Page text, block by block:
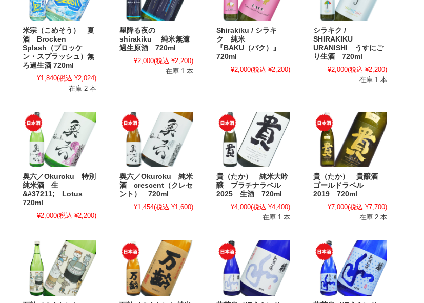
米宗（こめそう） 夏
酒 Brocken
Splash（ブロッケ
ン・スプラッシュ）無
ろ過生酒 720ml
¥1,840(税込 ¥2,024)
在庫 2 本
星降る夜の
shirakiku 純米無濾
過生原酒 720ml
¥2,000(税込 ¥2,200)
在庫 1 本
Shirakiku / シラキ
ク 純米
『BAKU（バク）』
720ml
¥2,000(税込 ¥2,200)
シラキク /
SHIRAKIKU
URANISHI うすにご
り生酒 720ml
¥2,000(税込 ¥2,200)
在庫 1 本
奥六／Okuroku 特別
純米酒 生
&#37211; Lotus
720ml
¥2,000(税込 ¥2,200)
奥六／Okuroku 純米
酒 crescent（クレセ
ント） 720ml
¥1,454(税込 ¥1,600)
貴（たか） 純米大吟
醸 プラチナラベル
2025 生酒 720ml
¥4,000(税込 ¥4,400)
在庫 1 本
貴（たか） 貴醸酒
ゴールドラベル
2019 720ml
¥7,000(税込 ¥7,700)
在庫 2 本